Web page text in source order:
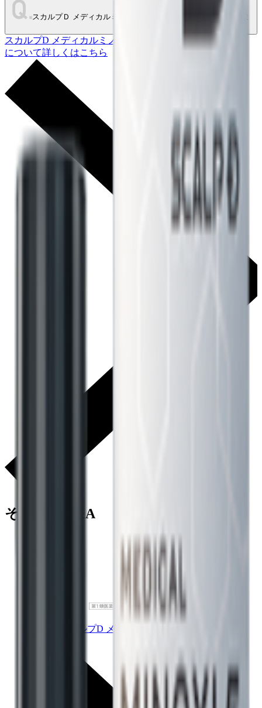
スカルプＤ メディカルミノキ５ プレミアムに、においはありま
スカルプD メディカルミノキ5
について詳しくはこちら
その他のQ&A
スカルプD メディカルミノキ5 プレミアム